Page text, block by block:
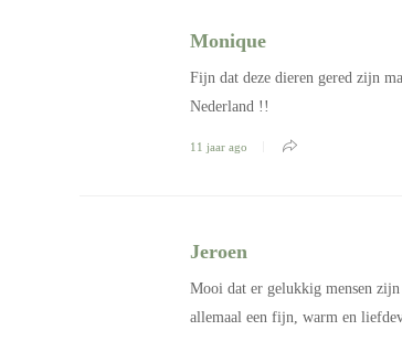
Monique
Fijn dat deze dieren gered zijn
Nederland !!
11 jaar ago
Jeroen
Mooi dat er gelukkig mensen
allemaal een fijn, warm en